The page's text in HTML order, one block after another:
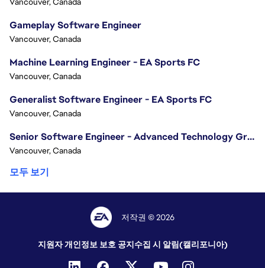
Gameplay Software Engineer
Vancouver, Canada
Machine Learning Engineer - EA Sports FC
Vancouver, Canada
Generalist Software Engineer - EA Sports FC
Vancouver, Canada
Senior Software Engineer - Advanced Technology Group
Vancouver, Canada
모두 보기
저작권 © 2026
지원자 개인정보 보호 공지수집 시 알림(캘리포니아)